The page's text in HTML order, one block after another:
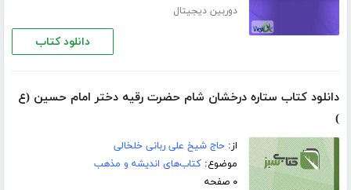
دوربین دیجیتال
دانلود کتاب
دانلود کتاب ستاره درخشان شام حضرت رقیه دختر امام حسین (ع
)
از:حاج شیخ على ربانى خلخالى
موضوع:کتاب‌های اندیشه و مذهب
۰ صفحه